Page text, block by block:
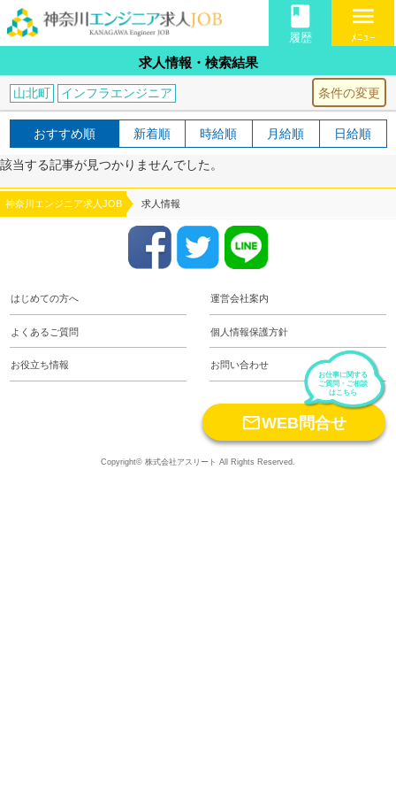
book
履歴
menu
ﾒﾆｭｰ
求人情報・検索結果
条件の変更
山北町 インフラエンジニア
おすすめ順 新着順 時給順 月給順 日給順
該当する記事が見つかりませんでした。
神奈川エンジニア求人JOB 求人情報
はじめての方へ 運営会社案内
よくあるご質問 個人情報保護方針
お役立ち情報 お問い合わせ
お仕事に関する
ご質問・ご相談
はこちら
WEB問合せ
Copyright© 株式会社アスリート All Rights Reserved.